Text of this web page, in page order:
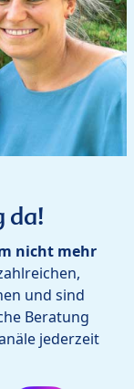
da!
nicht mehr
und sind
Beratung
jederzeit